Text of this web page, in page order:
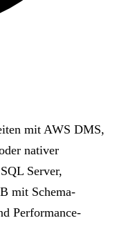
mit AWS DMS,
nativer
Server,
mit Schema-
Performance-